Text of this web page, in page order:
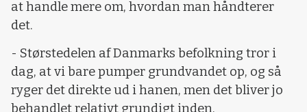
at handle mere om, hvordan man håndterer
det.
- Størstedelen af Danmarks befolkning tror i
dag, at vi bare pumper grundvandet op, og så
ryger det direkte ud i hanen, men det bliver jo
behandlet relativt grundigt inden.